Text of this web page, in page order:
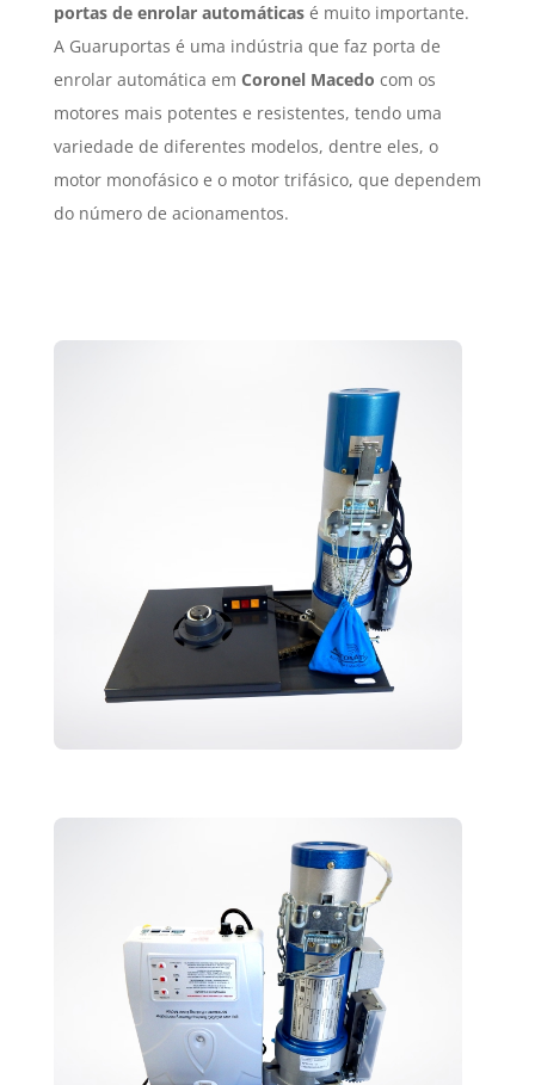
portas de enrolar automáticasé muito importante.
A Guaruportas é uma indústria que faz porta de
enrolar automática em Coronel Macedo com os
motores mais potentes e resistentes, tendo uma
variedade de diferentes modelos, dentre eles, o
motor monofásico e o motor trifásico, que dependem
do número de acionamentos.